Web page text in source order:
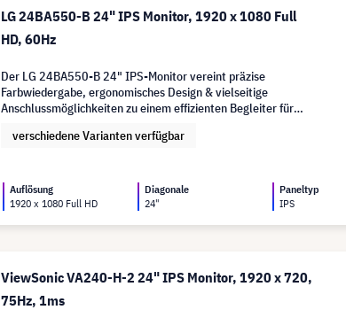
LG 24BA550-B 24" IPS Monitor, 1920 x 1080 Full
HD, 60Hz
Der LG 24BA550-B 24" IPS-Monitor vereint präzise
Farbwiedergabe, ergonomisches Design & vielseitige
Anschlussmöglichkeiten zu einem effizienten Begleiter für
verschiedene Varianten verfügbar
Auflösung
1920 x 1080 Full HD
Diagonale
24"
Paneltyp
IPS
ViewSonic VA240-H-2 24" IPS Monitor, 1920 x 720,
75Hz, 1ms